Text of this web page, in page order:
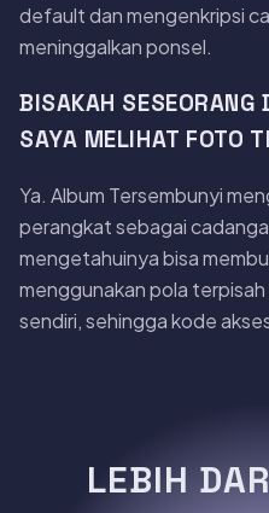
default dan mengenkripsi
meninggalkan ponsel.
BISAKAH SESEORANG
SAYA MELIHAT FOTO
Ya. Album Tersembunyi
perangkat sebagai
mengetahuinya bisa
menggunakan pola
sendiri, sehingga kode
LEBIH